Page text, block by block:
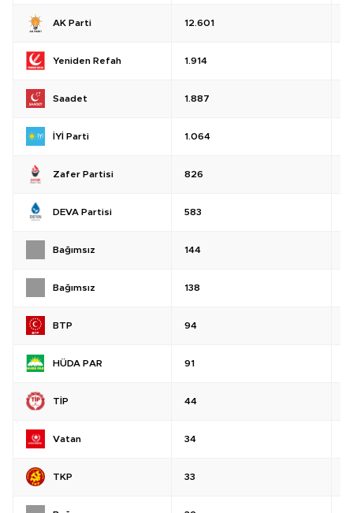
AK Parti 12.601
Yeniden Refah 1.914
Saadet 1.887
İYİ Parti 1.064
Zafer Partisi 826
DEVA Partisi 583
Bağımsız 144
Bağımsız 138
BTP 94
HÜDA PAR 91
TİP 44
Vatan 34
TKP 33